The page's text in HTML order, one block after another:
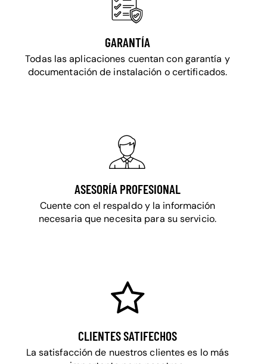
GARANTÍA
Todas las aplicaciones cuentan con garantía y
documentación de instalación o certificados.
ASESORÍA PROFESIONAL
Cuente con el respaldo y la información
necesaria que necesita para su servicio.
CLIENTES SATIFECHOS
La satisfacción de nuestros clientes es lo más